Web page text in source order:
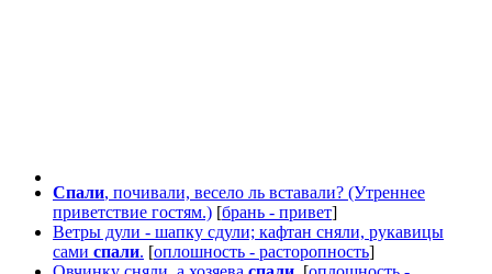
Спали, почивали, весело ль вставали? (Утреннее
приветствие гостям.) [брань - привет]
Ветры дули - шапку сдули; кафтан сняли, рукавицы
сами спали. [оплошность - расторопность]